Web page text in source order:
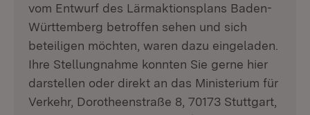
vom Entwurf des Lärmaktionsplans Baden-
Württemberg betroffen sehen und sich
beteiligen möchten, waren dazu eingeladen.
Ihre Stellungnahme konnten Sie gerne hier
darstellen oder direkt an das Ministerium für
Verkehr, Dorotheenstraße 8, 70173 Stuttgart,